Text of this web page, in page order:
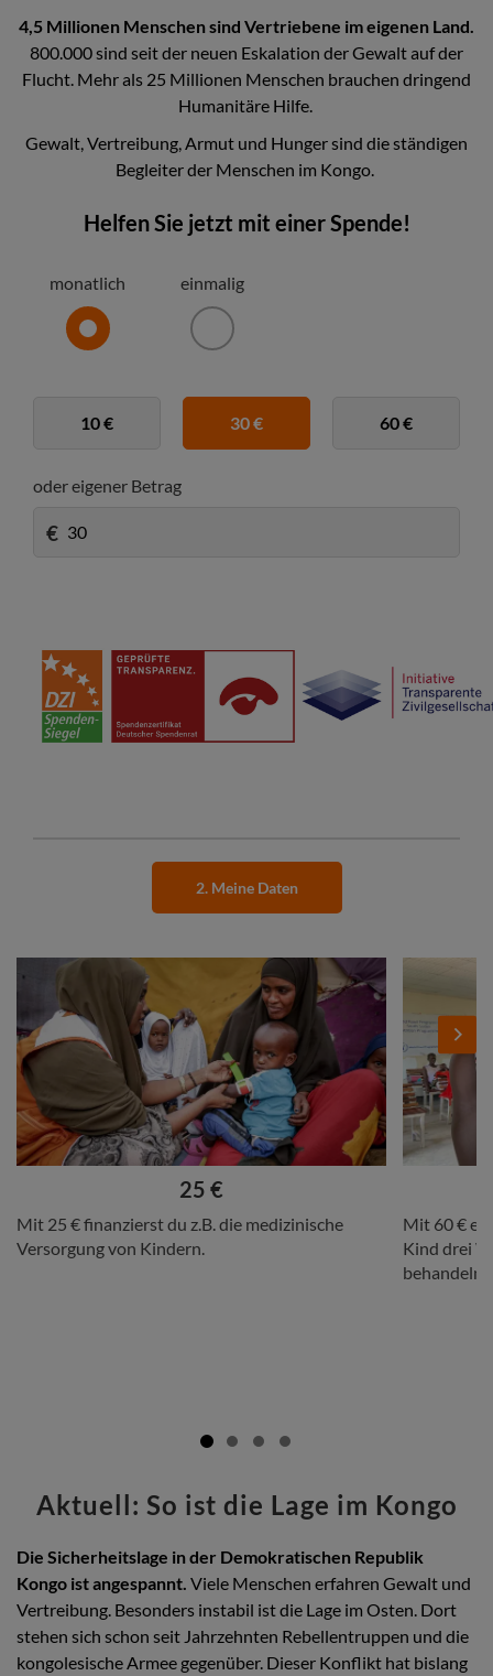
4,5 Millionen Menschen sind Vertriebene im eigenen Land.
800.000 sind seit der neuen Eskalation der Gewalt auf der
Flucht. Mehr als 25 Millionen Menschen brauchen dringend
Humanitäre Hilfe.
Gewalt, Vertreibung, Armut und Hunger sind die ständigen
Begleiter der Menschen im Kongo.
Helfen Sie jetzt mit einer Spende!
monatlich einmalig
10 € 30 € 60 €
oder eigener Betrag
€
2. Meine Daten
25 €
Copy
Mit 25 € finanzierst du z.B. die medizinische
Versorgung von Kindern.
Copy
Mit 60 €
Kind drei
behandeln.
Next
Aktuell: So ist die Lage im Kongo
Die Sicherheitslage in der Demokratischen Republik
Kongo ist angespannt. Viele Menschen erfahren Gewalt und
Vertreibung. Besonders instabil ist die Lage im Osten. Dort
stehen sich schon seit Jahrzehnten Rebellentruppen und die
kongolesische Armee gegenüber. Dieser Konflikt hat bislang